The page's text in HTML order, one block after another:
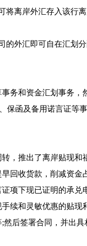
离岸外汇存入该行
外汇即可自在汇划分
务和资金汇划事务
保函及备用诺言证等事
，推出了离岸贴现
回收货款，削减资金
项下现已证明的承
续和灵敏优惠的贴
后签署合同，并出